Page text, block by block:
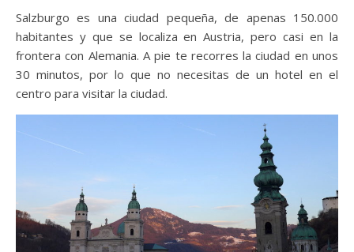
Salzburgo es una ciudad pequeña, de apenas 150.000
habitantes y que se localiza en Austria, pero casi en la
frontera con Alemania. A pie te recorres la ciudad en unos
30 minutos, por lo que no necesitas de un hotel en el
centro para visitar la ciudad.